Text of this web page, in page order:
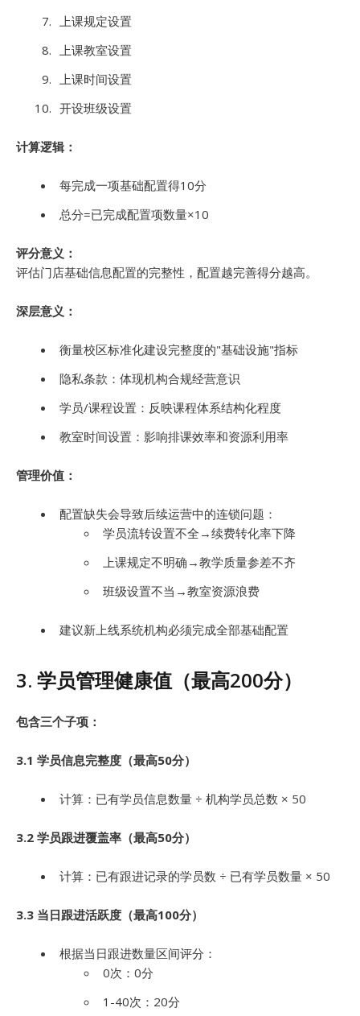
上课规定设置
上课教室设置
上课时间设置
开设班级设置
计算逻辑：
每完成一项基础配置得10分
总分=已完成配置项数量×10
评分意义：
评估门店基础信息配置的完整性，配置越完善得分越高。
深层意义：
衡量校区标准化建设完整度的"基础设施"指标
隐私条款：体现机构合规经营意识
学员/课程设置：反映课程体系结构化程度
教室时间设置：影响排课效率和资源利用率
管理价值：
配置缺失会导致后续运营中的连锁问题：
学员流转设置不全→续费转化率下降
上课规定不明确→教学质量参差不齐
班级设置不当→教室资源浪费
建议新上线系统机构必须完成全部基础配置
3. 学员管理健康值（最高200分）
包含三个子项：
3.1 学员信息完整度（最高50分）
计算：已有学员信息数量 ÷ 机构学员总数 × 50
3.2 学员跟进覆盖率（最高50分）
计算：已有跟进记录的学员数 ÷ 已有学员数量 × 50
3.3 当日跟进活跃度（最高100分）
根据当日跟进数量区间评分：
0次：0分
1-40次：20分